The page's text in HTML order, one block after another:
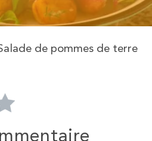
de pommes de terre